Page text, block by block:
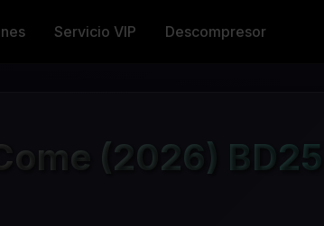
Servicio VIP Descompresor
(2026) BD25